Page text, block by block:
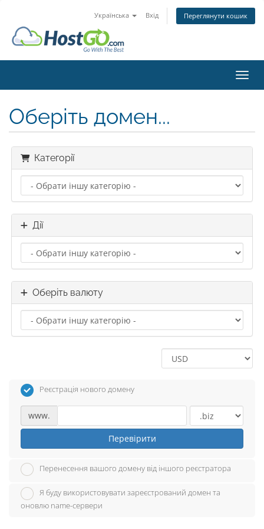
Українська Вхід Переглянути кошик
Оберіть домен...
Категорії
Дії
Оберіть валюту
Реєстрація нового домену
www.
Перевірити
Перенесення вашого домену від іншого реєстратора
Я буду використовувати зареєстрований домен та
оновлю name-сервери